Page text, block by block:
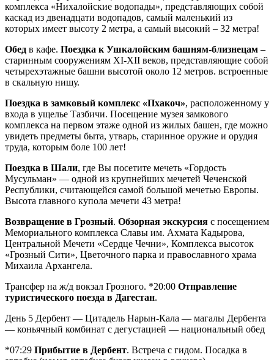
комплекса «Нихалойские водопады», представляющих собой
каскад из двенадцати водопадов, самый маленький из
которых имеет высоту 2 метра, а самый высокий – 32 метра!
Обед в кафе. Поездка к Ушкалойским башням-близнецам –
старинным сооружениям ХI-XII веков, представляющие собой
четырехэтажные башни высотой около 12 метров. встроенные
в скальную нишу.
Поездка в замковый комплекс «Пхакоч», расположенному у
входа в ущелье Тазбичи. Посещение музея замкового
комплекса на первом этаже одной из жилых башен, где можно
увидеть предметы быта, утварь, старинное оружие и орудия
труда, которым боле 100 лет!
Поездка в Шали, где Вы посетите мечеть «Гордость
Мусульман» — одной из крупнейших мечетей Чеченской
Республики, считающейся самой большой мечетью Европы.
Высота главного купола мечети 43 метра!
Возвращение в Грозный. Обзорная экскурсия с посещением
Мемориального комплекса Славы им. Ахмата Кадырова,
Центральной Мечети «Сердце Чечни», Комплекса высоток
«Грозный Сити», Цветочного парка и православного храма
Михаила Архангела.
Трансфер на ж/д вокзал Грозного. *20:00 Отправление
туристического поезда в Дагестан.
День 5 Дербент — Цитадель Нарын-Кала — магалы Дербента
— коньячный комбинат с дегустацией — национальный обед
*07:29 Прибытие в Дербент. Встреча с гидом. Посадка в